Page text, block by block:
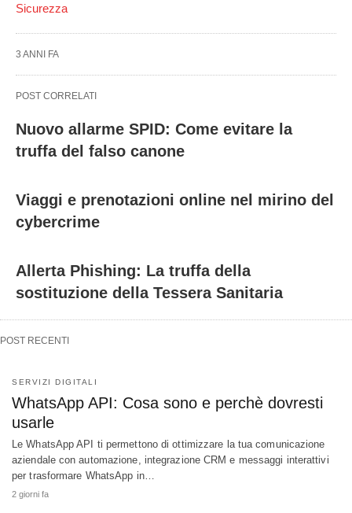
Sicurezza
3 ANNI FA
POST CORRELATI
Nuovo allarme SPID: Come evitare la
truffa del falso canone
Viaggi e prenotazioni online nel mirino del
cybercrime
Allerta Phishing: La truffa della
sostituzione della Tessera Sanitaria
POST RECENTI
SERVIZI DIGITALI
WhatsApp API: Cosa sono e perchè dovresti
usarle
Le WhatsApp API ti permettono di ottimizzare la tua comunicazione
aziendale con automazione, integrazione CRM e messaggi interattivi
per trasformare WhatsApp in…
2 giorni fa